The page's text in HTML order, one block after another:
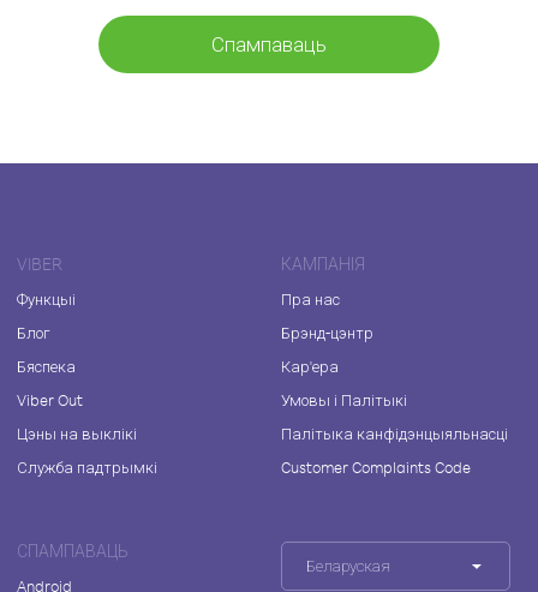
Спампаваць
VIBER
Функцыі
Блог
Бяспека
Viber Out
Цэны на выклікі
Служба падтрымкі
КАМПАНІЯ
Пра нас
Брэнд-цэнтр
Кар'ера
Умовы і Палітыкі
Палітыка канфідэнцыяльнасці
Customer Complaints Code
СПАМПАВАЦЬ
Android
Беларуская